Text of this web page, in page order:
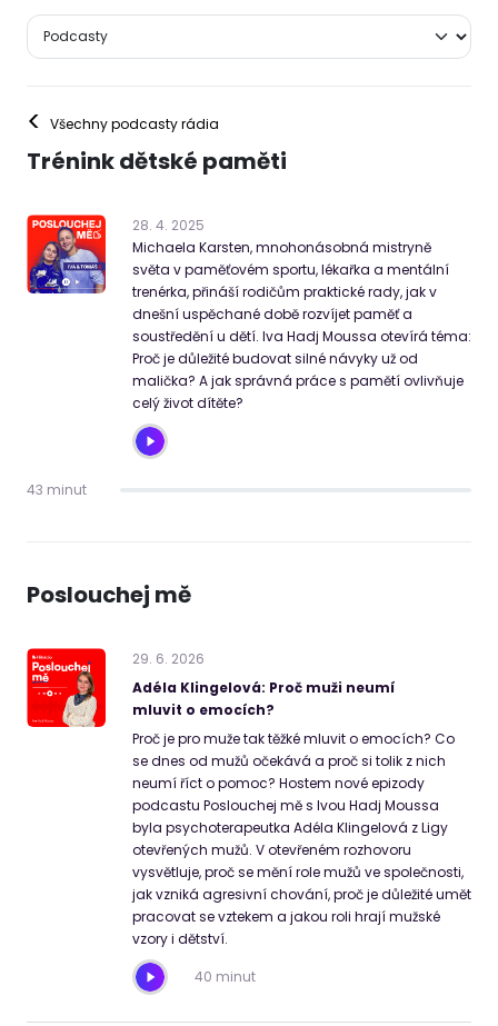
< Všechny podcasty rádia
Trénink dětské paměti
28. 4. 2025
Michaela Karsten, mnohonásobná mistryně
světa v paměťovém sportu, lékařka a mentální
trenérka, přináší rodičům praktické rady, jak v
dnešní uspěchané době rozvíjet paměť a
soustředění u dětí. Iva Hadj Moussa otevírá téma:
Proč je důležité budovat silné návyky už od
malička? A jak správná práce s pamětí ovlivňuje
celý život dítěte?
43 minut
Poslouchej mě
29. 6. 2026
Adéla Klingelová: Proč muži neumí
mluvit o emocích?
Proč je pro muže tak těžké mluvit o emocích? Co
se dnes od mužů očekává a proč si tolik z nich
neumí říct o pomoc? Hostem nové epizody
podcastu Poslouchej mě s Ivou Hadj Moussa
byla psychoterapeutka Adéla Klingelová z Ligy
otevřených mužů. V otevřeném rozhovoru
vysvětluje, proč se mění role mužů ve společnosti,
jak vzniká agresivní chování, proč je důležité umět
pracovat se vztekem a jakou roli hrají mužské
vzory i dětství.
40 minut